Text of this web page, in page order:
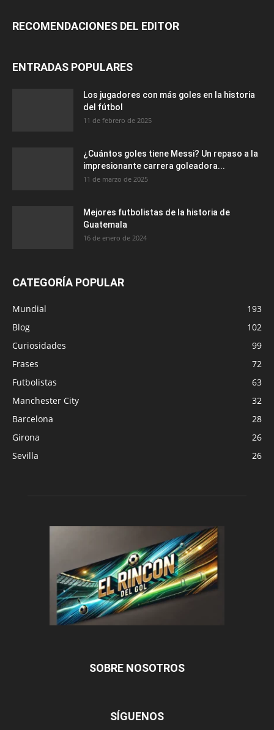
RECOMENDACIONES DEL EDITOR
ENTRADAS POPULARES
Los jugadores con más goles en la historia
del fútbol
11 de febrero de 2025
¿Cuántos goles tiene Messi? Un repaso a la
impresionante carrera goleadora...
11 de marzo de 2025
Mejores futbolistas de la historia de
Guatemala
16 de enero de 2024
CATEGORÍA POPULAR
Mundial
193
Blog
102
Curiosidades
99
Frases
72
Futbolistas
63
Manchester City
32
Barcelona
28
Girona
26
Sevilla
26
SOBRE NOSOTROS
SÍGUENOS